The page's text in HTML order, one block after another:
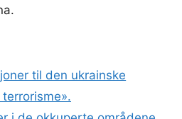
til den ukrainske